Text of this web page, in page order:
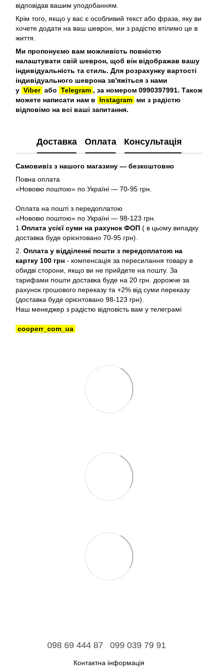
відповідав вашим уподобанням.
Крім того, якщо у вас є особливий текст або фраза, яку ви
хочете додати на ваш шеврон, ми з радістю втілимо це в
життя.
Ми пропонуємо вам можливість повністю
налаштувати свій шеврон, щоб він відображав вашу
індивідуальність та стиль. Для розрахунку вартості
індивідуального шеврона зв'яжіться з нами
у Viber або Telegram , за номером 0990397991. Також
можете написати нам в
Instagram ми з радістю
відповімо на всі ваші запитання.
Доставка Оплата Консультація
Самовивіз з нашого магазину — безкоштовно
Повна оплата
«Нововю поштою» по Україні — 70-95 грн.
Оплата на пошті з передоплатою
«Нововю поштою» по Україні — 98-123 грн.
1. Оплата усієї суми на рахунок ФОП ( в цьому випадку
доставка буде орієнтовано 70-95 грн).
2. Оплата у відділенні пошти з передоплатою на
картку 100 грн - компенсація за пересилання товару в
обидві сторони, якщо ви не прийдете на пошту. За
тарифами пошти доставка буде на 20 грн. дорожче за
рахунок грошового переказу та +2% від суми переказу
(доставка буде орієнтовано 98-123 грн).
Наш менеджер з радістю відповість вам у телеграмі
cooperr_com_ua
098 69 444 87 099 039 79 91
Контактна інформація